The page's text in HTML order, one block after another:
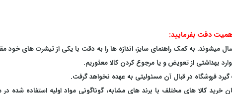
دقت بفرمایید:
میشوند. به کمک راهنمای سایز، اندازه ها را به دقت با یکی از تیشرت های خود
بهداشتی از تعویض و یا مرجوع کردن کالا معذوریم.
فروشگاه در قبال آن مسئولیتی به عهده نخواهد گرفت.
خرید کالا های مختلف با برند های مشابه، گوناگونی مواد اولیه استفاده